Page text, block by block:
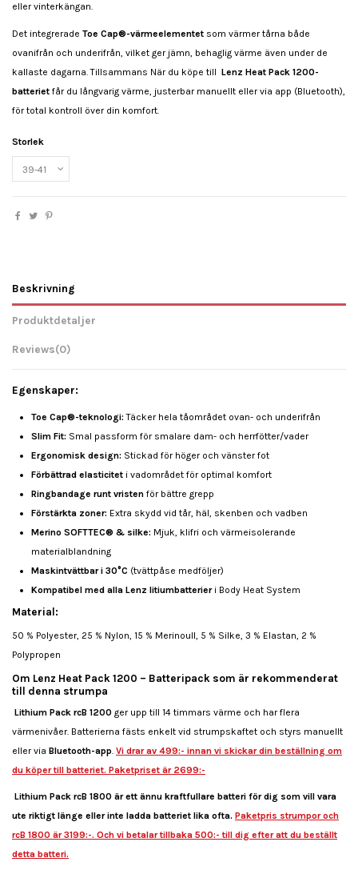
eller vinterkängan.
Det integrerade Toe Cap®-värmeelementet som värmer tårna både
ovanifrån och underifrån, vilket ger jämn, behaglig värme även under de
kallaste dagarna. Tillsammans När du köpe till Lenz Heat Pack 1200-
batteriet får du långvarig värme, justerbar manuellt eller via app (Bluetooth),
för total kontroll över din komfort.
Storlek
Beskrivning
Produktdetaljer
Reviews(0)
Egenskaper:
Toe Cap®-teknologi: Täcker hela tåområdet ovan- och underifrån
Slim Fit: Smal passform för smalare dam- och herrfötter/vader
Ergonomisk design: Stickad för höger och vänster fot
Förbättrad elasticitet i vadområdet för optimal komfort
Ringbandage runt vristen för bättre grepp
Förstärkta zoner: Extra skydd vid tår, häl, skenben och vadben
Merino SOFTTEC® & silke: Mjuk, klifri och värmeisolerande
materialblandning
Maskintvättbar i 30°C (tvättpåse medföljer)
Kompatibel med alla Lenz litiumbatterieri Body Heat System
Material:
50 % Polyester, 25 % Nylon, 15 % Merinoull, 5 % Silke, 3 % Elastan, 2 %
Polypropen
Om Lenz Heat Pack 1200 – Batteripack som är rekommenderat
till denna strumpa
Lithium Pack rcB 1200 ger upp till 14 timmars värme och har flera
värmenivåer. Batterierna fästs enkelt vid strumpskaftet och styrs manuellt
eller via Bluetooth-app. Vi drar av 499:- innan vi skickar din beställning om
du köper till batteriet. Paketpriset är 2699:-
Lithium Pack rcB 1800 är ett ännu kraftfullare batteri för dig som vill vara
ute riktigt länge eller inte ladda batteriet lika ofta. Paketpris strumpor och
rcB 1800 är 3199:-. Och vi betalar tillbaka 500:- till dig efter att du beställt
detta batteri.